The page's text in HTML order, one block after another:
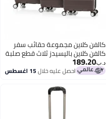
كالفن كلاين مجموعة حقائب سفر
كالفن كلاين باليسيدز ثلاث قطع صلبة
بعجلات للجنسين خفيفة الوزن للغاية
من مادة بعجلات دوارة ألوان بني
د.ب‏189.20
احصل عليه خلال15 اغسطس